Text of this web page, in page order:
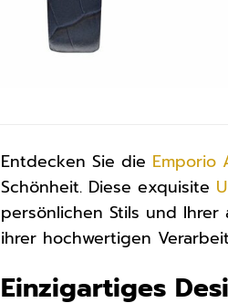
Entdecken Sie die Emporio
Schönheit. Diese exquisite
persönlichen Stils und Ihrer
ihrer hochwertigen
Einzigartiges